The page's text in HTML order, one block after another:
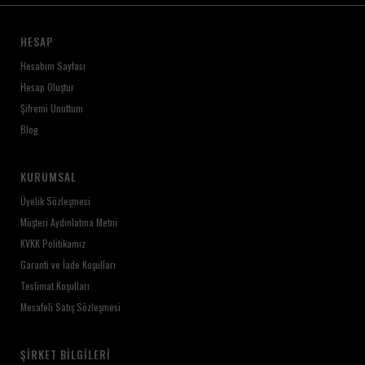
HESAP
Hesabım Sayfası
Hesap Oluştur
Şifremi Unuttum
Blog
KURUMSAL
Üyelik Sözleşmesi
Müşteri Aydınlatma Metni
KVKK Politikamız
Garanti ve İade Koşulları
Teslimat Koşulları
Mesafeli Satış Sözleşmesi
ŞIRKET BILGILERI